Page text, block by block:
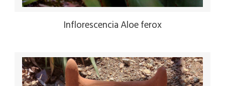
Inflorescencia Aloe ferox